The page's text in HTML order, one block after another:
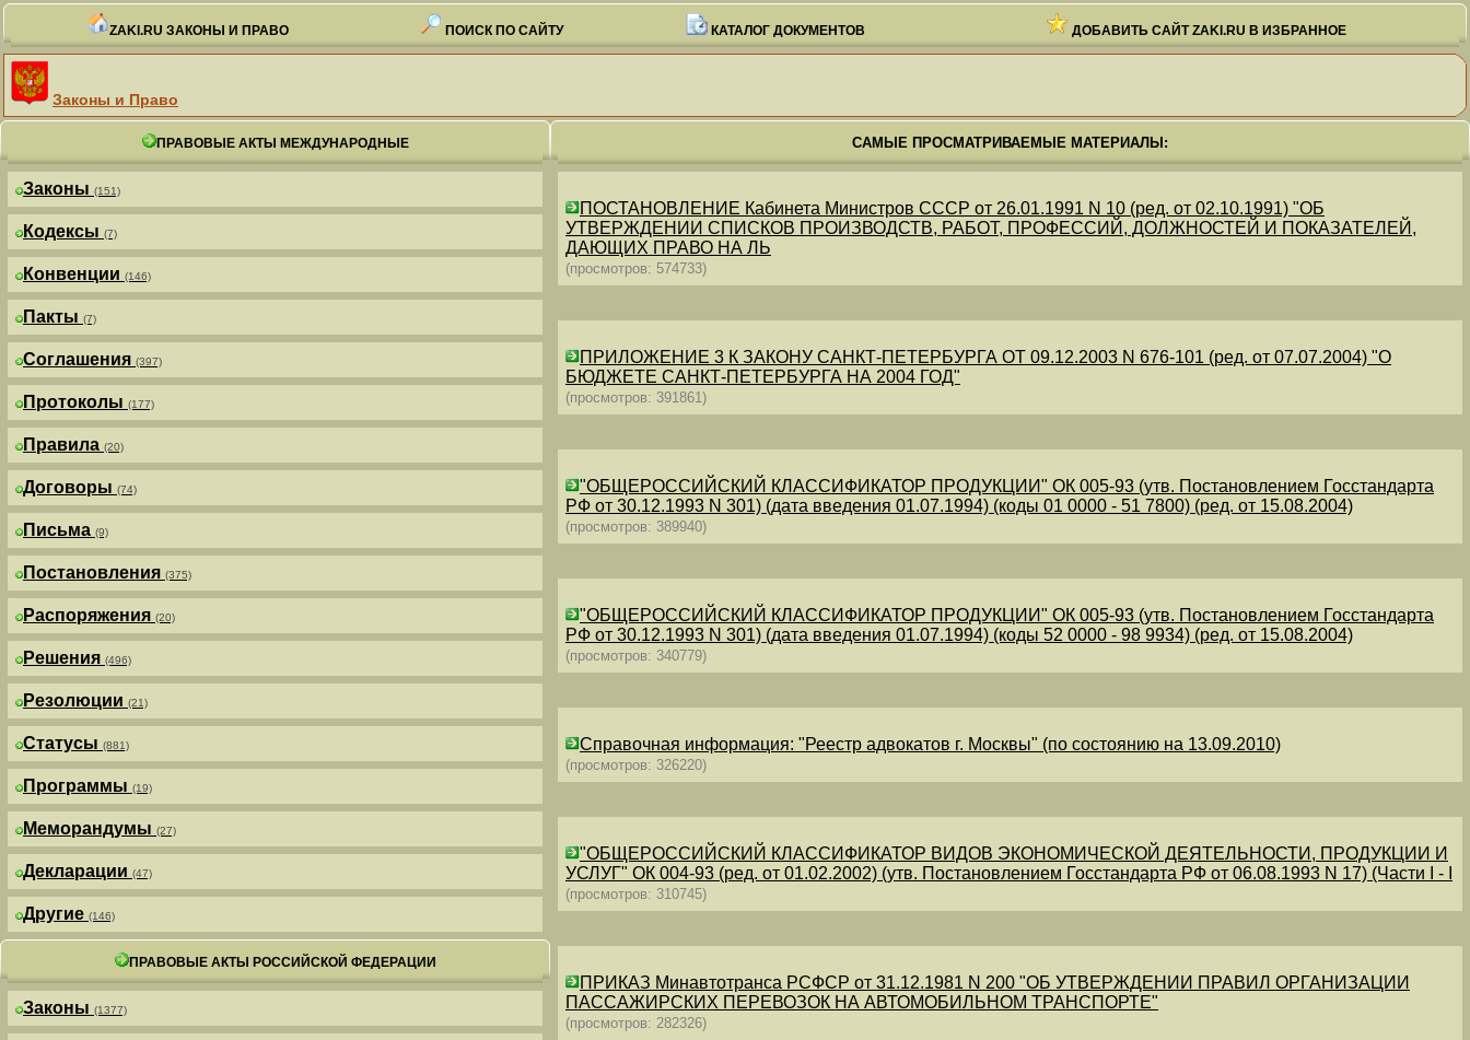
ZAKI.RU ЗАКОНЫ И ПРАВО ПОИСК ПО САЙТУ КАТАЛОГ ДОКУМЕНТОВ ДОБАВИТЬ САЙТ ZAKI.RU В ИЗБРАННОЕ
Законы и Право
ПРАВОВЫЕ АКТЫ МЕЖДУНАРОДНЫЕ
Законы (151)
Кодексы (7)
Конвенции (146)
Пакты (7)
Соглашения (397)
Протоколы (177)
Правила (20)
Договоры (74)
Письма (9)
Постановления (375)
Распоряжения (20)
Решения (496)
Резолюции (21)
Статусы (881)
Программы (19)
Меморандумы (27)
Декларации (47)
Другие (146)
ПРАВОВЫЕ АКТЫ РОССИЙСКОЙ ФЕДЕРАЦИИ
Законы (1377)
САМЫЕ ПРОСМАТРИВАЕМЫЕ МАТЕРИАЛЫ:
ПОСТАНОВЛЕНИЕ Кабинета Министров СССР от 26.01.1991 N 10 (ред. от 02.10.1991) "ОБ
УТВЕРЖДЕНИИ СПИСКОВ ПРОИЗВОДСТВ, РАБОТ, ПРОФЕССИЙ, ДОЛЖНОСТЕЙ И ПОКАЗАТЕЛЕЙ,
ДАЮЩИХ ПРАВО НА ЛЬ
(просмотров: 574733)
ПРИЛОЖЕНИЕ 3 К ЗАКОНУ САНКТ-ПЕТЕРБУРГА ОТ 09.12.2003 N 676-101 (ред. от 07.07.2004) "О
БЮДЖЕТЕ САНКТ-ПЕТЕРБУРГА НА 2004 ГОД"
(просмотров: 391861)
"ОБЩЕРОССИЙСКИЙ КЛАССИФИКАТОР ПРОДУКЦИИ" ОК 005-93 (утв. Постановлением Госстандарта
РФ от 30.12.1993 N 301) (дата введения 01.07.1994) (коды 01 0000 - 51 7800) (ред. от 15.08.2004)
(просмотров: 389940)
"ОБЩЕРОССИЙСКИЙ КЛАССИФИКАТОР ПРОДУКЦИИ" ОК 005-93 (утв. Постановлением Госстандарта
РФ от 30.12.1993 N 301) (дата введения 01.07.1994) (коды 52 0000 - 98 9934) (ред. от 15.08.2004)
(просмотров: 340779)
Справочная информация: "Реестр адвокатов г. Москвы" (по состоянию на 13.09.2010)
(просмотров: 326220)
"ОБЩЕРОССИЙСКИЙ КЛАССИФИКАТОР ВИДОВ ЭКОНОМИЧЕСКОЙ ДЕЯТЕЛЬНОСТИ, ПРОДУКЦИИ И
УСЛУГ" ОК 004-93 (ред. от 01.02.2002) (утв. Постановлением Госстандарта РФ от 06.08.1993 N 17) (Части I - I
(просмотров: 310745)
ПРИКАЗ Минавтотранса РСФСР от 31.12.1981 N 200 "ОБ УТВЕРЖДЕНИИ ПРАВИЛ ОРГАНИЗАЦИИ
ПАССАЖИРСКИХ ПЕРЕВОЗОК НА АВТОМОБИЛЬНОМ ТРАНСПОРТЕ"
(просмотров: 282326)